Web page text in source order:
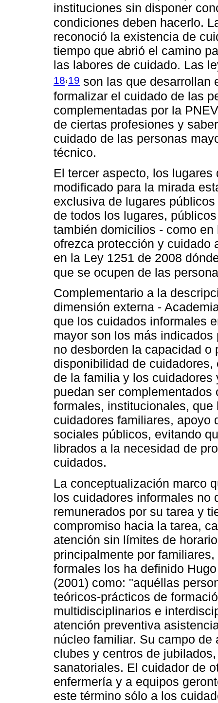
instituciones sin disponer
condiciones deben hacerlo.
reconoció la existencia de
tiempo que abrió el camino
las labores de cuidado. Las
18,19 son las que desarrollan
formalizar el cuidado de las
complementadas por la
de ciertas profesiones y
cuidado de las personas
técnico.
El tercer aspecto, los
modificado para la mirada
exclusiva de lugares
de todos los lugares,
también domicilios - como
ofrezca protección y cuidado
en la Ley 1251 de 2008
que se ocupen de las
Complementario a la
dimensión externa -
que los cuidados informales
mayor son los más
no desborden la capacidad o
disponibilidad de
de la familia y los
puedan ser
formales, institucionales,
cuidadores familiares, apoyo
sociales públicos, evitando
librados a la necesidad de
cuidados.
La conceptualización marco
los cuidadores informales no
remunerados por su tarea y
compromiso hacia la tarea,
atención sin límites de
principalmente por
formales los ha definido
(2001) como: "aquéllas
teóricos-prácticos de
multidisciplinarios e
atención preventiva
núcleo familiar. Su campo
clubes y centros de
sanatoriales. El cuidador de
enfermería y a equipos
este término sólo a los